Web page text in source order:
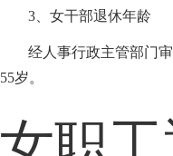
3、女干部退休年龄
经人事行政主管部门
55岁。
女职